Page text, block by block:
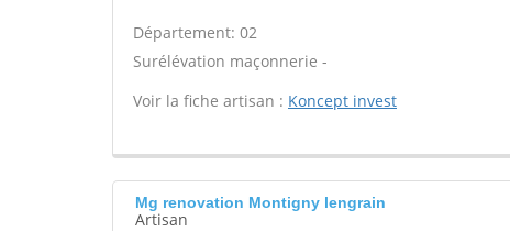
Département: 02
Surélévation maçonnerie -
Voir la fiche artisan : Koncept invest
Mg renovation Montigny lengrain
Artisan